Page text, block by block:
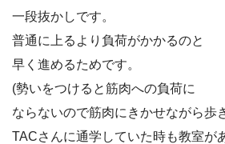
一段抜かしです。
普通に上るより負荷がかかるのと
早く進めるためです。
(勢いをつけると筋肉への負荷に
ならないので筋肉にきかせながら歩
TACさんに通学していた時も教室が